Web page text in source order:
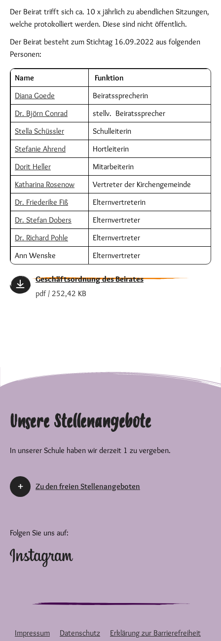
Der Beirat trifft sich ca. 10 x jährlich zu abendlichen Sitzungen,
welche protokolliert werden. Diese sind nicht öffentlich.
Der Beirat besteht zum Stichtag 16.09.2022 aus folgenden
Personen:
Name
Funktion
Diana Goede
Beiratssprecherin
Dr. Björn Conrad
stellv. Beiratssprecher
Stella Schüssler
Schulleiterin
Stefanie Ahrend
Hortleiterin
Dorit Heller
Mitarbeiterin
Katharina Rosenow
Vertreter der Kirchengemeinde
Dr. Friederike Fiß
Elternvertreterin
Dr. Stefan Dobers
Elternvertreter
Dr. Richard Pohle
Elternvertreter
Ann Wenske
Elternvertreter
Geschäftsordnung des Beirates
pdf / 252,42 KB
Unsere Stellenangebote
In unserer Schule haben wir derzeit 1 zu vergeben.
Zu den freien Stellenangeboten
Folgen Sie uns auf:
Impressum Datenschutz Erklärung zur Barrierefreiheit